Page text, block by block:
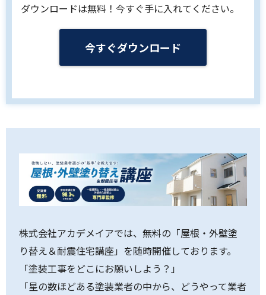
ダウンロードは無料！今すぐ手に入れてください。
今すぐダウンロード
株式会社アカデメイアでは、無料の「屋根・外壁塗
り替え＆耐震住宅講座」を随時開催しております。
「塗装工事をどこにお願いしよう？」
「星の数ほどある塗装業者の中から、どうやって業者